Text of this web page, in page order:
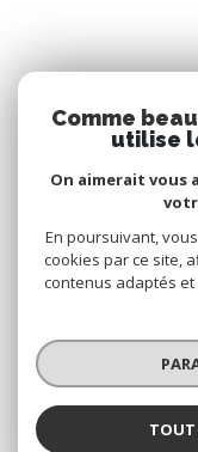
©
Nos honoraires
Comme
utilise
On aimerait vous
En poursuivant,
cookies par ce site,
contenus adaptés
TOUT